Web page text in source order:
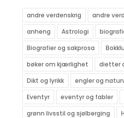
andre verdenskrig
andre
anheng
Astrologi
Biografier og sakprosa
bøker om kjærlighet
dietter
Dikt og lyrikk
engler og
Eventyr
eventyr og fabler
grønn livsstil og sjølberging